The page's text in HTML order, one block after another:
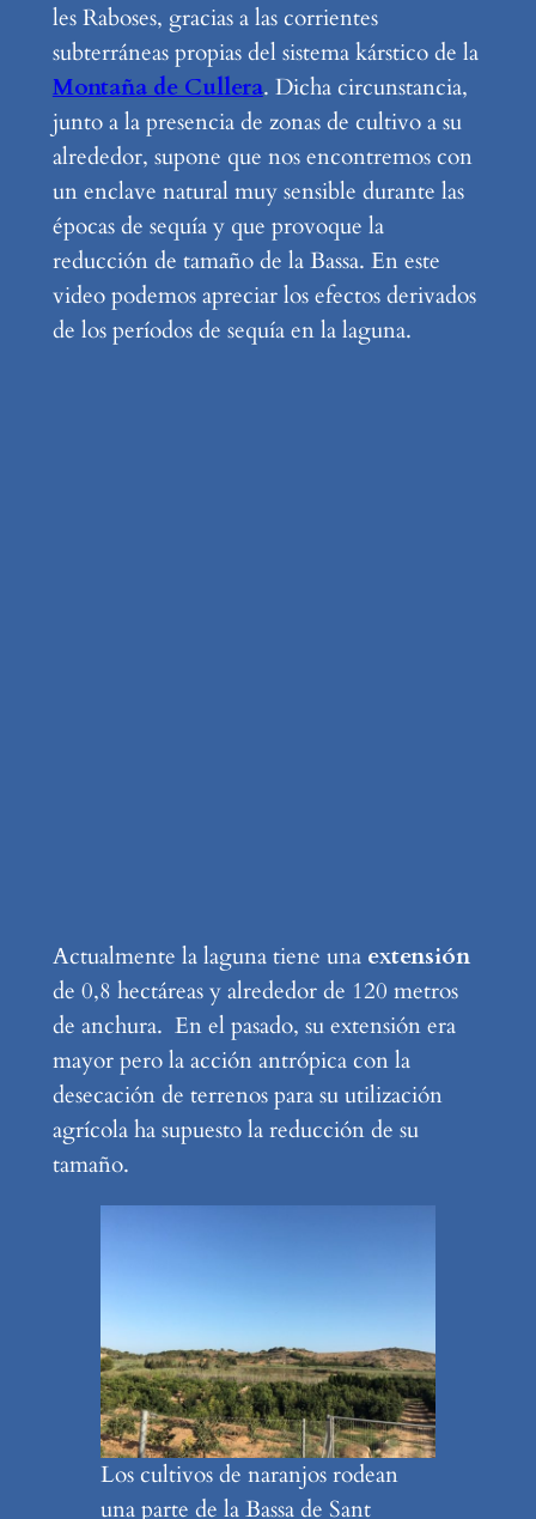
les Raboses, gracias a las corrientes
subterráneas propias del sistema kárstico de la
Montaña de Cullera. Dicha circunstancia,
junto a la presencia de zonas de cultivo a su
alrededor, supone que nos encontremos con
un enclave natural muy sensible durante las
épocas de sequía y que provoque la
reducción de tamaño de la Bassa. En este
video podemos apreciar los efectos derivados
de los períodos de sequía en la laguna.
Actualmente la laguna tiene una extensión
de 0,8 hectáreas y alrededor de 120 metros
de anchura. En el pasado, su extensión era
mayor pero la acción antrópica con la
desecación de terrenos para su utilización
agrícola ha supuesto la reducción de su
tamaño.
Los cultivos de naranjos rodean
una parte de la Bassa de Sant